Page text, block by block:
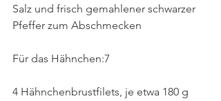
Salz und frisch gemahlener schwarzer
Pfeffer zum Abschmecken
Für das Hähnchen:7
4 Hähnchenbrustfilets, je etwa 180 g